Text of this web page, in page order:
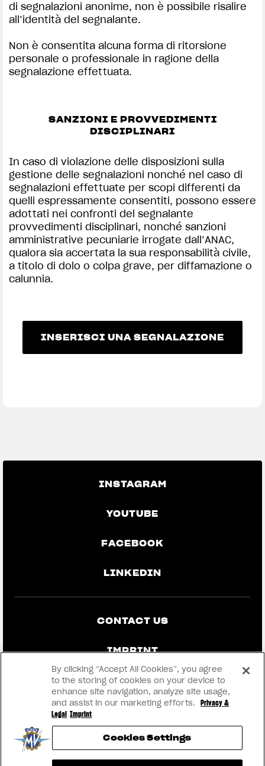
di segnalazioni anonime, non è possibile risalire
all’identità del segnalante.
Non è consentita alcuna forma di ritorsione
personale o professionale in ragione della
segnalazione effettuata.
SANZIONI E PROVVEDIMENTI
DISCIPLINARI
In caso di violazione delle disposizioni sulla
gestione delle segnalazioni nonché nel caso di
segnalazioni effettuate per scopi differenti da
quelli espressamente consentiti, possono essere
adottati nei confronti del segnalante
provvedimenti disciplinari, nonché sanzioni
amministrative pecuniarie irrogate dall’ANAC,
qualora sia accertata la sua responsabilità civile,
a titolo di dolo o colpa grave, per diffamazione o
calunnia.
INSERISCI UNA SEGNALAZIONE
INSTAGRAM
YOUTUBE
FACEBOOK
LINKEDIN
CONTACT US
IMPRINT
PRIVACY & LEGAL
BECOME A DEALER
RMI
By clicking “Accept All Cookies”, you agree
to the storing of cookies on your device to
enhance site navigation, analyze site usage,
and assist in our marketing efforts.
Privacy &
Legal Imprint
Cookies Settings